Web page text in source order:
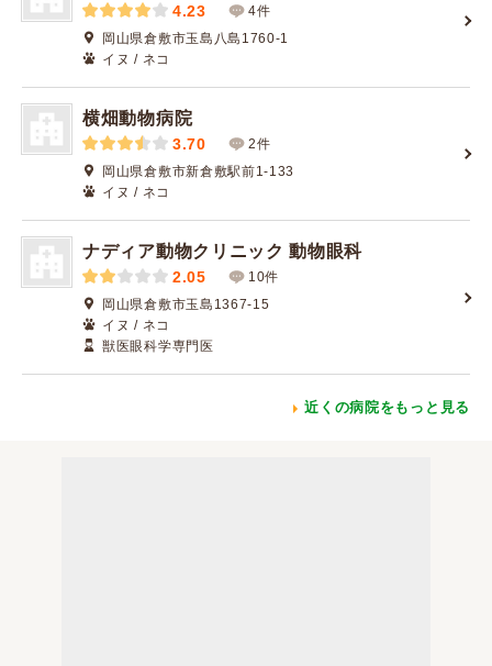
4.23
4件
岡山県倉敷市玉島八島1760-1
イヌ / ネコ
横畑動物病院
3.70
2件
岡山県倉敷市新倉敷駅前1-133
イヌ / ネコ
ナディア動物クリニック 動物眼科
2.05
10件
岡山県倉敷市玉島1367-15
イヌ / ネコ
獣医眼科学専門医
近くの病院をもっと見る